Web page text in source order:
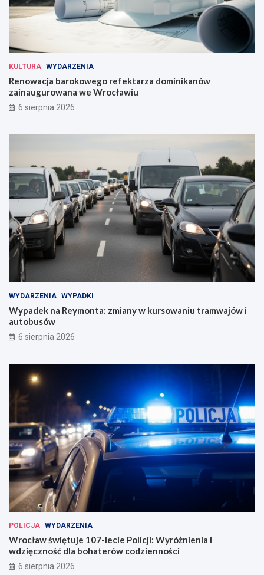
KULTURA WYDARZENIA
Renowacja barokowego refektarza dominikanów
zainaugurowana we Wrocławiu
6 sierpnia 2026
WYDARZENIA WYPADKI
Wypadek na Reymonta: zmiany w kursowaniu tramwajów i
autobusów
6 sierpnia 2026
POLICJA WYDARZENIA
Wrocław świętuje 107-lecie Policji: Wyróżnienia i
wdzięczność dla bohaterów codzienności
6 sierpnia 2026